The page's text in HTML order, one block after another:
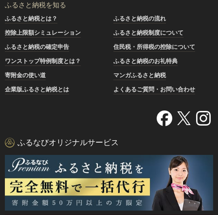
ふるさと納税を知る
ふるさと納税とは？
ふるさと納税の流れ
控除上限額シミュレーション
ふるさと納税制度について
ふるさと納税の確定申告
住民税・所得税の控除について
ワンストップ特例制度とは？
ふるさと納税のお礼特典
寄附金の使い道
マンガふるさと納税
企業版ふるさと納税とは
よくあるご質問・お問い合わせ
ふるなびオリジナルサービス